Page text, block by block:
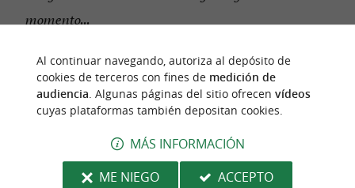
momento...
n
u
e
s
t
r
o
f
a
v
o
r
i
t
o
Al continuar navegando, autoriza al depósito de
cookies de terceros con fines de medición de
audiencia. Algunas páginas del sitio ofrecen vídeos
cuyas plataformas también depositan cookies.
MÁS INFORMACIÓN
ME NIEGO
ACCEPTO